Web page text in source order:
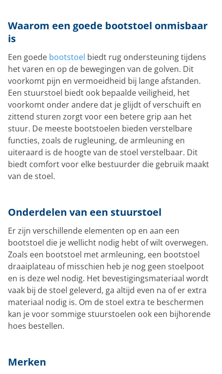
Waarom een goede bootstoel onmisbaar
is
Een goede bootstoel biedt rug ondersteuning tijdens
het varen en op de bewegingen van de golven. Dit
voorkomt pijn en vermoeidheid bij lange afstanden.
Een stuurstoel biedt ook bepaalde veiligheid, het
voorkomt onder andere dat je glijdt of verschuift en
zittend sturen zorgt voor een betere grip aan het
stuur. De meeste bootstoelen bieden verstelbare
functies, zoals de rugleuning, de armleuning en
uiteraard is de hoogte van de stoel verstelbaar. Dit
biedt comfort voor elke bestuurder die gebruik maakt
van de stoel.
Onderdelen van een stuurstoel
Er zijn verschillende elementen op en aan een
bootstoel die je wellicht nodig hebt of wilt overwegen.
Zoals een bootstoel met armleuning, een bootstoel
draaiplateau of misschien heb je nog geen stoelpoot
en is deze wel nodig. Het bevestigingsmateriaal wordt
vaak bij de stoel geleverd, ga altijd even na of er extra
materiaal nodig is. Om de stoel extra te beschermen
kan je voor sommige stuurstoelen ook een bijhorende
hoes bestellen.
Merken